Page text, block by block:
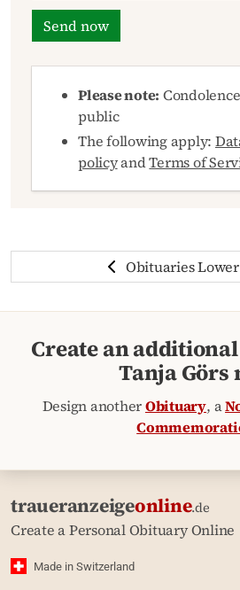
Send now
Please note:
public
The following apply:
policyandTerms of
Obituaries
Create an
Tanja Görs
Design anotherObituary, a
traueranzeigeonline.de
Create a Personal Obituary Online
Made in Switzerland